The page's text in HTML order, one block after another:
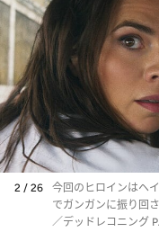
2 / 26
今回のヒロインはヘ
でガンガンに振り回
／デッドレコニング